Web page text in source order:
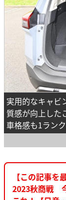
実用的なキャビ
質感が向上した
車格感も1ラン
【この記事を
2023秋商戦